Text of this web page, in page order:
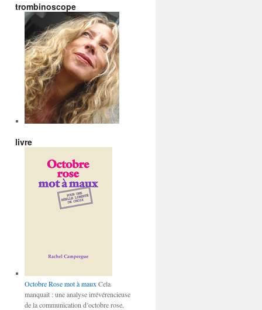
trombinoscope
livre
Octobre Rose mot à maux Cela
manquait : une analyse irrévérencieuse
de la communication d’octobre rose,